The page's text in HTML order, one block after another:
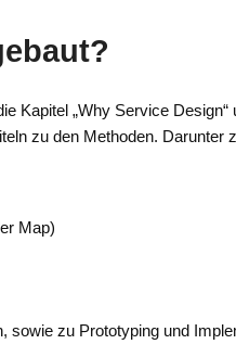
Kapitel „Why Service Design“
zu den Methoden. Darunter
Map)
sowie zu Prototyping und